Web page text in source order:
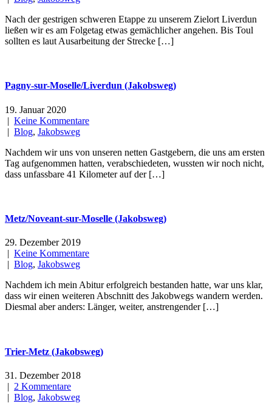
Nach der gestrigen schweren Etappe zu unserem Zielort Liverdun
ließen wir es am Folgetag etwas gemächlicher angehen. Bis Toul
sollten es laut Ausarbeitung der Strecke […]
Pagny-sur-Moselle/Liverdun (Jakobsweg)
19. Januar 2020
| Keine Kommentare
| Blog, Jakobsweg
Nachdem wir uns von unseren netten Gastgebern, die uns am ersten
Tag aufgenommen hatten, verabschiedeten, wussten wir noch nicht,
dass unfassbare 41 Kilometer auf der […]
Metz/Noveant-sur-Moselle (Jakobsweg)
29. Dezember 2019
| Keine Kommentare
| Blog, Jakobsweg
Nachdem ich mein Abitur erfolgreich bestanden hatte, war uns klar,
dass wir einen weiteren Abschnitt des Jakobwegs wandern werden.
Diesmal aber anders: Länger, weiter, anstrengender […]
Trier-Metz (Jakobsweg)
31. Dezember 2018
| 2 Kommentare
| Blog, Jakobsweg